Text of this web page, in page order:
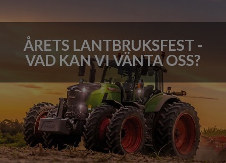
ÅRETS LANTBRUKSFEST -
VAD KAN VI VÄNTA OSS?